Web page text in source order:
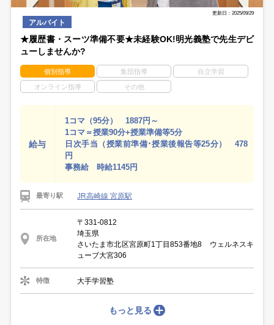
更新日：2025/09/29
アルバイト
★履歴書・スーツ準備不要★未経験OK!明光義塾で先生デビ
ューしませんか?
個別指導 集団指導 自立学習
オンライン指導 その他
給与
1コマ（95分） 1887円～
1コマ＝授業90分+授業準備等5分
日次手当（授業前準備･授業後報告等25分） 478
円
事務給 時給1145円
最寄り駅 JR高崎線 宮原駅
所在地
〒331-0812
埼玉県
さいたま市北区宮原町1丁目853番地8 ウェルネスキ
ューブ大宮306
特徴 大手学習塾
もっと見る